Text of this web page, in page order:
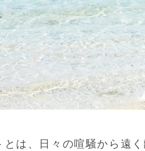
とは、日々の喧騒から遠